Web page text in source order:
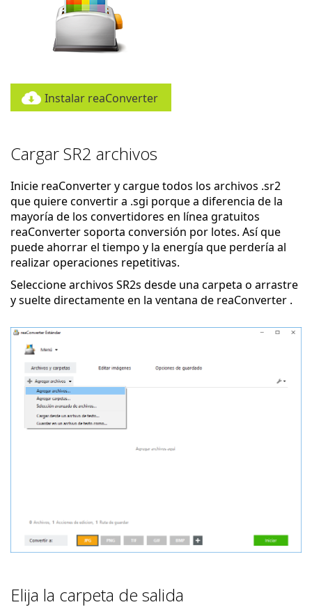
Instalar reaConverter
Cargar SR2 archivos
Inicie reaConverter y cargue todos los archivos .sr2
que quiere convertir a .sgi porque a diferencia de la
mayoría de los convertidores en línea gratuitos
reaConverter soporta conversión por lotes. Así que
puede ahorrar el tiempo y la energía que perdería al
realizar operaciones repetitivas.
Seleccione archivos SR2s desde una carpeta o arrastre
y suelte directamente en la ventana de reaConverter .
Elija la carpeta de salida